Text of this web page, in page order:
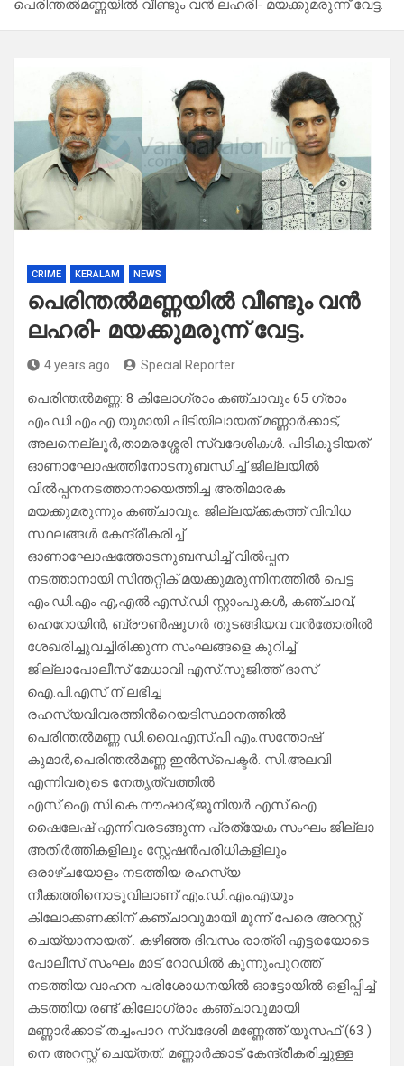
പെരിന്തല്‍മണ്ണയില്‍ വീണ്ടും വന്‍ ലഹരി- മയക്കുമരുന്ന് വേട്ട.
CRIME KERALAM NEWS
പെരിന്തല്‍മണ്ണയില്‍ വീണ്ടും വന്‍
ലഹരി- മയക്കുമരുന്ന് വേട്ട.
4 years ago Special Reporter
പെരിന്തൽമണ്ണ: 8 കിലോഗ്രാം കഞ്ചാവും 65 ഗ്രാം
എം.ഡി.എം.എ യുമായി പിടിയിലായത് മണ്ണാര്‍ക്കാട്,
അലനെല്ലൂര്‍,താമരശ്ശേരി സ്വദേശികള്‍. പിടികൂടിയത്
ഓണാഘോഷത്തിനോടനുബന്ധിച്ച് ജില്ലയില്‍
വില്‍പ്പനനടത്താനായെത്തിച്ച അതിമാരക
മയക്കുമരുന്നും കഞ്ചാവും. ജില്ലയ്ക്കകത്ത് വിവിധ
സ്ഥലങ്ങള്‍ കേന്ദ്രീകരിച്ച്
ഓണാഘോഷത്തോടനുബന്ധിച്ച് വില്‍പ്പന
നടത്താനായി സിന്തറ്റിക് മയക്കുമരുന്നിനത്തില്‍ പെട്ട
എം.ഡി.എം എ,എൽ.എസ്.ഡി സ്റ്റാംപുകള്‍, കഞ്ചാവ്,
ഹെറോയിന്‍, ബ്രൗണ്‍ഷുഗര്‍ തുടങ്ങിയവ വന്‍തോതില്‍
ശേഖരിച്ചുവച്ചിരിക്കുന്ന സംഘങ്ങളെ കുറിച്ച്
ജില്ലാപോലീസ് മേധാവി എസ്.സുജിത്ത് ദാസ്
ഐ.പി.എസ് ന് ലഭിച്ച
രഹസ്യവിവരത്തിന്‍റെയടിസ്ഥാനത്തില്‍
പെരിന്തല്‍മണ്ണ ഡി.വൈ.എസ്.പി എം.സന്തോഷ്
കുമാര്‍,പെരിന്തല്‍മണ്ണ ഇന്‍സ്പെക്ടര്‍. സി.അലവി
എന്നിവരുടെ നേതൃത്വത്തിൽ
എസ്.ഐ.സി.കെ.നൗഷാദ്,ജൂനിയര്‍ എസ്.ഐ.
ഷൈലേഷ് എന്നിവരടങ്ങുന്ന പ്രത്യേക സംഘം ജില്ലാ
അതിര്‍ത്തികളിലും സ്റ്റേഷന്‍പരിധികളിലും
ഒരാഴ്ചയോളം നടത്തിയ രഹസ്യ
നീക്കത്തിനൊടുവിലാണ് എം.ഡി.എം.എയും
കിലോക്കണക്കിന് കഞ്ചാവുമായി മൂന്ന് പേരെ അറസ്റ്റ്
ചെയ്യാനായത് . കഴിഞ്ഞ ദിവസം രാത്രി എട്ടരയോടെ
പോലീസ് സംഘം മാട് റോഡില്‍ കുന്നുംപുറത്ത്
നടത്തിയ വാഹന പരിശോധനയില്‍ ഓട്ടോയില്‍ ഒളിപ്പിച്ച്
കടത്തിയ രണ്ട് കിലോഗ്രാം കഞ്ചാവുമായി
മണ്ണാര്‍ക്കാട് തച്ചംപാറ സ്വദേശി മണ്ണേത്ത് യൂസഫ് (63 )
നെ അറസ്റ്റ് ചെയ്തത്. മണ്ണാര്‍ക്കാട് കേന്ദ്രീകരിച്ചുള്ള